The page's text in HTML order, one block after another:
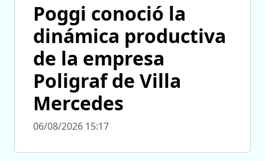
Poggi conoció la
dinámica productiva
de la empresa
Poligraf de Villa
Mercedes
06/08/2026 15:17